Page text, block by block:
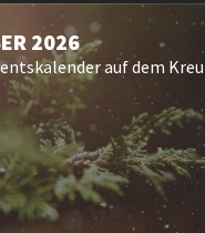
2026
auf dem